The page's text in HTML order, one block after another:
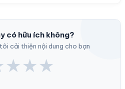
có hữu ích không?
cải thiện nội dung cho bạn
★★★